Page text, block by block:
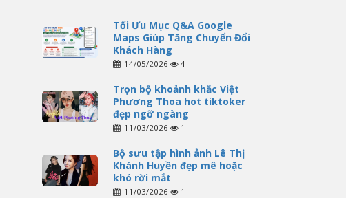
Tối Ưu Mục Q&A Google
Maps Giúp Tăng Chuyển Đổi
Khách Hàng
14/05/2026 4
Trọn bộ khoảnh khắc Việt
Phương Thoa hot tiktoker
đẹp ngỡ ngàng
11/03/2026 1
Bộ sưu tập hình ảnh Lê Thị
Khánh Huyền đẹp mê hoặc
khó rời mắt
11/03/2026 1